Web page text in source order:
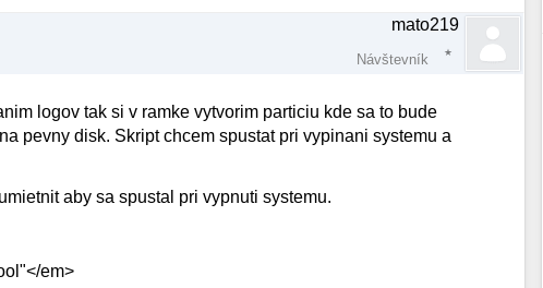
mato219
Návštevník
logov tak si v ramke vytvorim particiu kde sa to bude
pevny disk. Skript chcem spustat pri vypinani systemu a
aby sa spustal pri vypnuti systemu.
</em>